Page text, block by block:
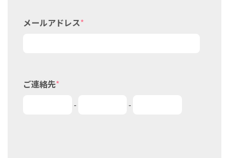
メールアドレス*
ご連絡先*
- -